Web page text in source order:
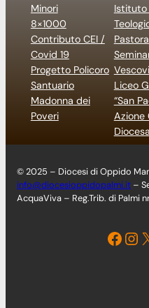
Minori
8×1000
Contributo CEI /
Covid 19
Progetto Policoro
Santuario
Madonna dei
Poveri
Istituto
Liceo
“San
Azione
© 2025 – Diocesi di Oppido
info@diocesioppidopalmi.it –
AcquaViva – Reg.Trib. di Palmi
Facebook Instagram X